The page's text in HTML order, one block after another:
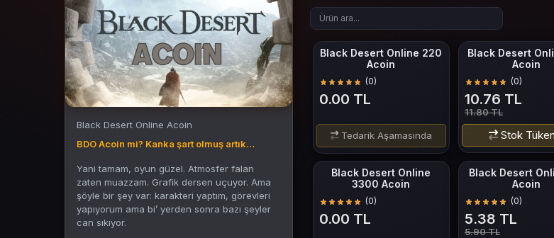
Black Desert Online Acoin
BDO Acoin mi? Kanka şart olmuş artık…
Yani tamam, oyun güzel. Atmosfer falan
zaten muazzam. Grafik dersen uçuyor. Ama
şöyle bir şey var: karakteri yaptım, görevleri
yapıyorum ama bi’ yerden sonra bazı şeyler
can sıkıyor.
Black Desert Online 220
Acoin
(0)
0.00 TL
Tedarik Aşamasında
Black Desert
Acoin
(0)
10.76 TL
11.80 TL
Stok
Black Desert Online
3300 Acoin
(0)
0.00 TL
Black Desert
Acoin
(0)
5.38 TL
5.90 TL